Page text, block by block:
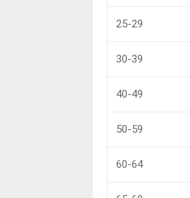
25-29
30-39
40-49
50-59
60-64